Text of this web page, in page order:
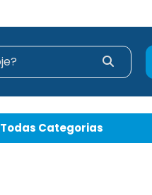
Todas Categorias